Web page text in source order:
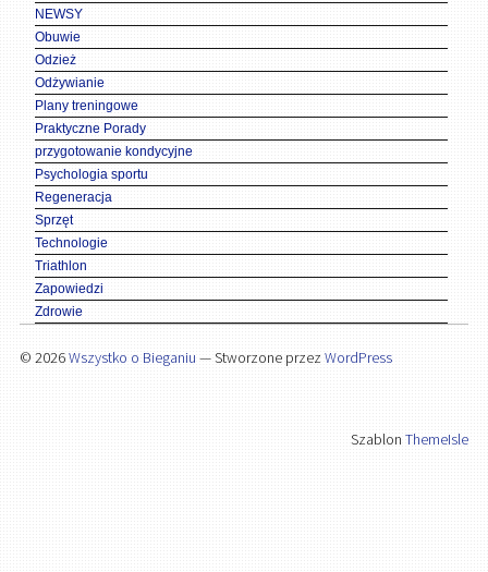
NEWSY
Obuwie
Odzież
Odżywianie
Plany treningowe
Praktyczne Porady
przygotowanie kondycyjne
Psychologia sportu
Regeneracja
Sprzęt
Technologie
Triathlon
Zapowiedzi
Zdrowie
© 2026Wszystko o Bieganiu — Stworzone przez WordPress
SzablonThemeIsle